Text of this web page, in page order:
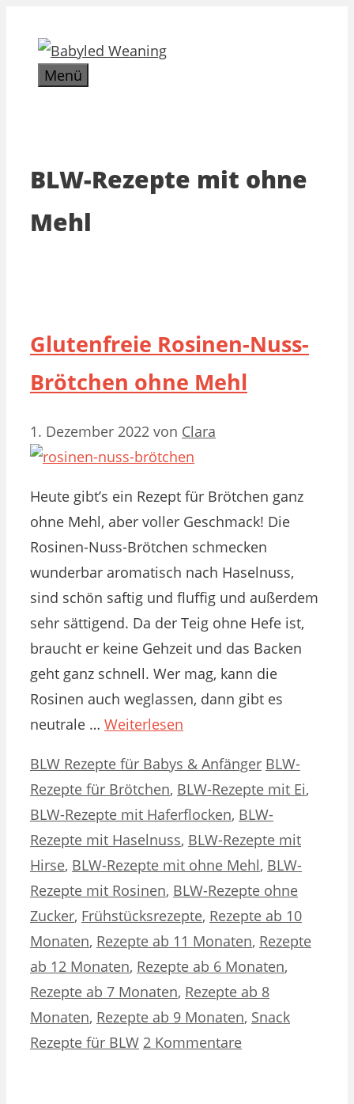
Inhalt
springenMenü
BLW-Rezepte mit ohne
Mehl
Glutenfreie Rosinen-Nuss-
Brötchen ohne Mehl
1. Dezember 2022 von Clara
Heute gibt’s ein Rezept für Brötchen ganz
ohne Mehl, aber voller Geschmack! Die
Rosinen-Nuss-Brötchen schmecken
wunderbar aromatisch nach Haselnuss,
sind schön saftig und fluffig und außerdem
sehr sättigend. Da der Teig ohne Hefe ist,
braucht er keine Gehzeit und das Backen
geht ganz schnell. Wer mag, kann die
Rosinen auch weglassen, dann gibt es
neutrale … Weiterlesen
Kategorien
BLW Rezepte für Babys & Anfänger Schlagwörter
BLW-
Rezepte für Brötchen, BLW-Rezepte mit Ei,
BLW-Rezepte mit Haferflocken, BLW-
Rezepte mit Haselnuss, BLW-Rezepte mit
Hirse, BLW-Rezepte mit ohne Mehl, BLW-
Rezepte mit Rosinen, BLW-Rezepte ohne
Zucker, Frühstücksrezepte, Rezepte ab 10
Monaten, Rezepte ab 11 Monaten, Rezepte
ab 12 Monaten, Rezepte ab 6 Monaten,
Rezepte ab 7 Monaten, Rezepte ab 8
Monaten, Rezepte ab 9 Monaten, Snack
Rezepte für BLW 2 Kommentare